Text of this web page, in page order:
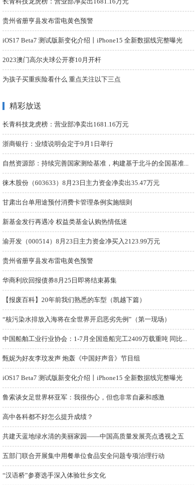
贵州省册亨县发布雷电黄色预警
iOS17 Beta7 测试版新变化介绍丨iPhone15 全新数据线完整曝光
2023澳门高尔夫球公开赛10月开杆
为孩子买重疾险看什么 重点关注以下三点
精彩放送
长青科技龙虎榜：营业部净卖出1681.16万元
浙商银行：业绩说明会定于9月1日举行
自然资源部：持续完善国家测绘基准，构建基于北斗的全国基准...
徕木股份（603633）8月23日主力资金净卖出35.47万元
甘肃出台单用途预付消费卡管理条例实施细则
新基金发行再遇冷 权益类基金认购热情低迷
渝开发（000514）8月23日主力资金净买入2123.99万元
贵州省册亨县发布雷电黄色预警
华商利欣回报债券8月25日即将结束募集
【报废百科】20年前我们熟悉的车型（凯越下篇）
“核污染水排放入海将在全世界开启恶劣先例”（第一现场）
中国船舶工业行业协会：1-7月全国造船完工2409万载重吨 同比...
甄妮为好友李玟发声 炮轰《中国好声音》节目组
iOS17 Beta7 测试版新变化介绍丨iPhone15 全新数据线完整曝光
鲁索谈女足世界杯亚军：我很伤心，但也非常自豪和感激
高中各科都不好怎么提升成绩？
共建天蓝地绿水清的美丽家园——中国高质量发展亮点透视之五
五部门联合开展集中用餐单位食品安全问题专项治理行动
“汉语桥”参赛选手深入体验壮乡文化